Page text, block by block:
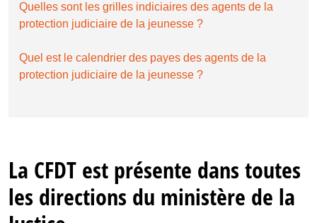
Quelles sont les grilles indiciaires des agents de la
protection judiciaire de la jeunesse ?
Quel est le calendrier des payes des agents de la
protection judiciaire de la jeunesse ?
La CFDT est présente dans toutes
les directions du ministère de la